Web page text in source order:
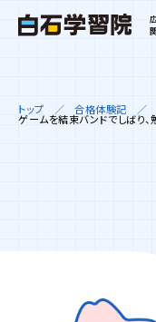
トップ 合格体験記
ゲームを結束バンドでしばり